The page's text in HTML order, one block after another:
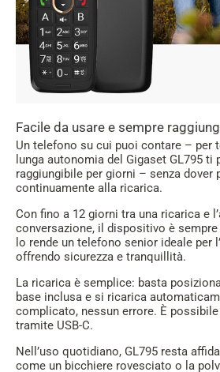
Facile da usare e sempre
Un telefono su cui puoi contare – per
lunga autonomia del Gigaset GL795 ti
raggiungibile per giorni – senza dover
continuamente alla ricarica.
Con fino a 12 giorni tra una ricarica e
conversazione, il dispositivo è sempre
lo rende un telefono senior ideale per
offrendo sicurezza e tranquillità.
La ricarica è semplice: basta
base inclusa e si ricarica
complicato, nessun errore. È
tramite USB-C.
Nell’uso quotidiano, GL795 resta
come un bicchiere rovesciato o la